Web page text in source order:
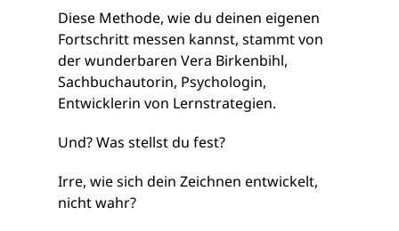
Diese Methode, wie du deinen eigenen
Fortschritt messen kannst, stammt von
der wunderbaren Vera Birkenbihl,
Sachbuchautorin, Psychologin,
Entwicklerin von Lernstrategien.
Und? Was stellst du fest?
Irre, wie sich dein Zeichnen entwickelt,
nicht wahr?